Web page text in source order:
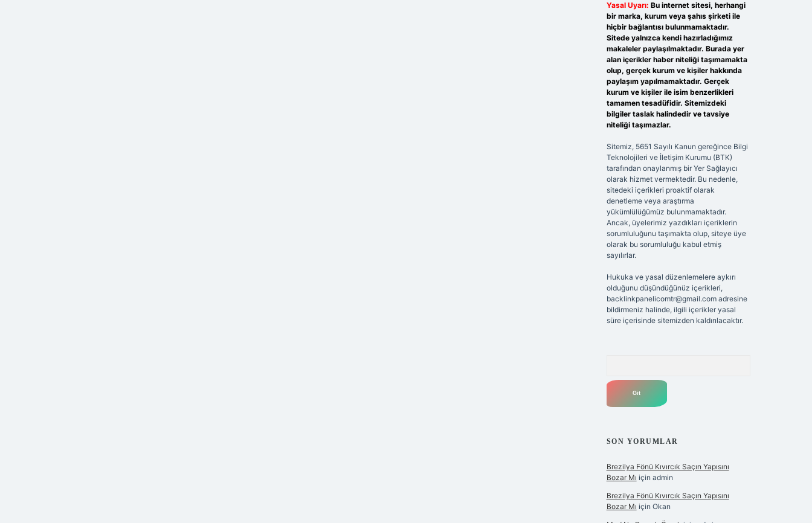
Yasal Uyarı: Bu internet sitesi, herhangi
bir marka, kurum veya şahıs şirketi ile
hiçbir bağlantısı bulunmamaktadır.
Sitede yalnızca kendi hazırladığımız
makaleler paylaşılmaktadır. Burada yer
alan içerikler haber niteliği taşımamakta
olup, gerçek kurum ve kişiler hakkında
paylaşım yapılmamaktadır. Gerçek
kurum ve kişiler ile isim benzerlikleri
tamamen tesadüfidir. Sitemizdeki
bilgiler taslak halindedir ve tavsiye
niteliği taşımazlar.
Sitemiz, 5651 Sayılı Kanun gereğince Bilgi
Teknolojileri ve İletişim Kurumu (BTK)
tarafından onaylanmış bir Yer Sağlayıcı
olarak hizmet vermektedir. Bu nedenle,
sitedeki içerikleri proaktif olarak
denetleme veya araştırma
yükümlülüğümüz bulunmamaktadır.
Ancak, üyelerimiz yazdıkları içeriklerin
sorumluluğunu taşımakta olup, siteye üye
olarak bu sorumluluğu kabul etmiş
sayılırlar.
Hukuka ve yasal düzenlemelere aykırı
olduğunu düşündüğünüz içerikleri,
backlinkpanelicomtr@gmail.comadresine
bildirmeniz halinde, ilgili içerikler yasal
süre içerisinde sitemizden kaldırılacaktır.
SON YORUMLAR
Brezilya Fönü Kıvırcık Saçın Yapısını
Bozar Mı için admin
Brezilya Fönü Kıvırcık Saçın Yapısını
Bozar Mı için Okan